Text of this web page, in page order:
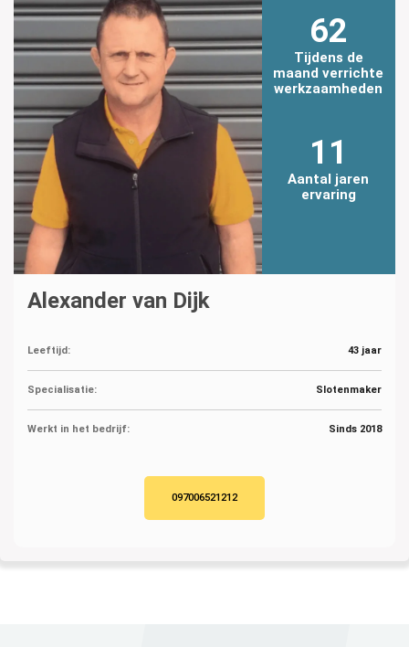
62
Tijdens de
maand verrichte
werkzaamheden
11
Aantal jaren
ervaring
Alexander van Dijk
Leeftijd: 43 jaar
Specialisatie: Slotenmaker
Werkt in het bedrijf: Sinds 2018
097006521212